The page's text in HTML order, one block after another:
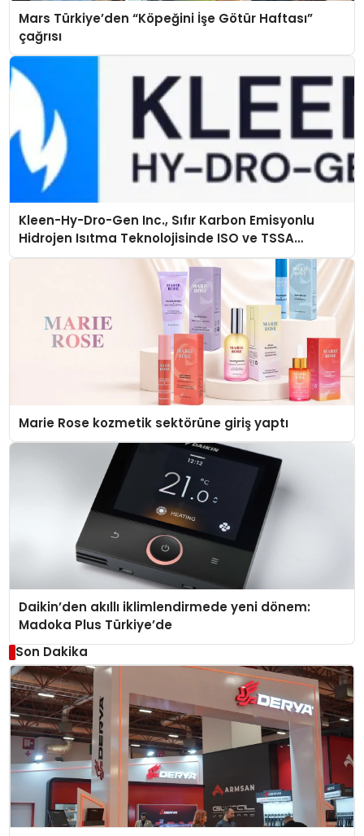
Mars Türkiye’den “Köpeğini İşe Götür Haftası”
çağrısı
Kleen-Hy-Dro-Gen Inc., Sıfır Karbon Emisyonlu
Hidrojen Isıtma Teknolojisinde ISO ve TSSA
Düzenleyici Onaylarını Aldı
Marie Rose kozmetik sektörüne giriş yaptı
Daikin’den akıllı iklimlendirmede yeni dönem:
Madoka Plus Türkiye’de
Son Dakika